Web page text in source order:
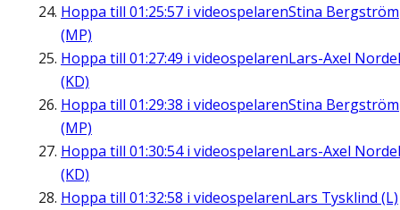
Hoppa till 01:25:57 i videospelarenStina Bergström
(MP)
Hoppa till 01:27:49 i videospelarenLars-Axel
(KD)
Hoppa till 01:29:38 i videospelarenStina Bergström
(MP)
Hoppa till 01:30:54i videospelarenLars-Axel
(KD)
Hoppa till 01:32:58 i videospelarenLars Tysklind (L)